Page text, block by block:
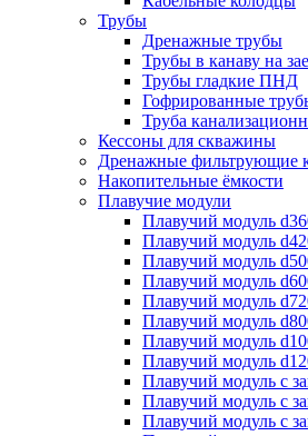
Трубы
Дренажные трубы
Трубы в канаву на
Трубы гладкие ПНД
Гофрированные
Труба
Кессоны для скважины
Дренажные фильтрующие
Накопительные ёмкости
Плавучие модули
Плавучий модуль
Плавучий модуль
Плавучий модуль
Плавучий модуль
Плавучий модуль
Плавучий модуль
Плавучий модуль
Плавучий модуль
Плавучий модуль с
Плавучий модуль с
Плавучий модуль с